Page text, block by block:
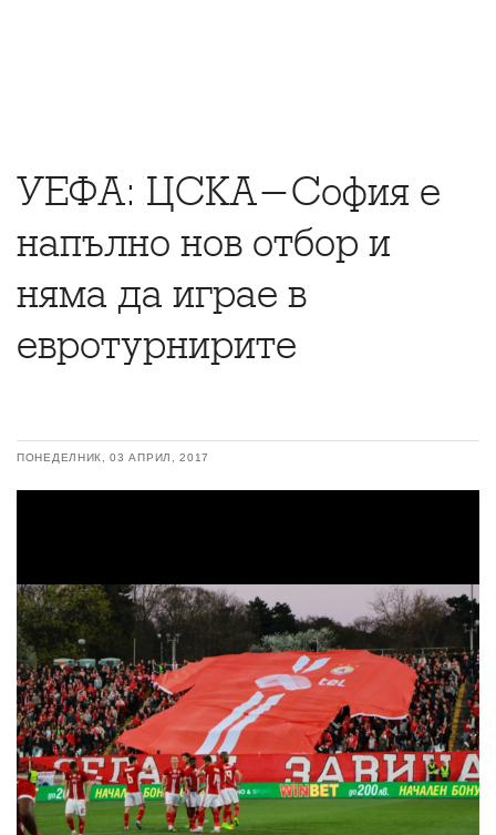
УЕФА: ЦСКА-София е
напълно нов отбор и
няма да играе в
евротурнирите
ПОНЕДЕЛНИК, 03 АПРИЛ, 2017